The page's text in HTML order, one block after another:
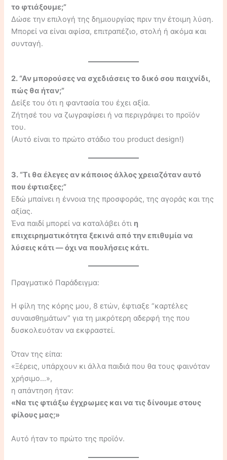
το φτιάξουμε;”
Δώσε την επιλογή της δημιουργίας πριν την έτοιμη λύση.
Μπορεί να είναι αφίσα, επιτραπέζιο, στολή ή ακόμα και
συνταγή.
2. “Αν μπορούσες να σχεδιάσεις το δικό σου παιχνίδι,
πώς θα ήταν;”
Δείξε του ότι η φαντασία του έχει αξία.
Ζήτησέ του να ζωγραφίσει ή να περιγράψει το προϊόν
του.
(Αυτό είναι το πρώτο στάδιο του product design!)
3. “Τι θα έλεγες αν κάποιος άλλος χρειαζόταν αυτό
που έφτιαξες;”
Εδώ μπαίνει η έννοια της προσφοράς, της αγοράς και της
αξίας.
Ένα παιδί μπορεί να καταλάβει ότι η
επιχειρηματικότητα ξεκινά από την επιθυμία να
λύσεις κάτι — όχι να πουλήσεις κάτι.
Πραγματικό Παράδειγμα:
Η φίλη της κόρης μου, 8 ετών, έφτιαξε “καρτέλες
συναισθημάτων” για τη μικρότερη αδερφή της που
δυσκολευόταν να εκφραστεί.
Όταν της είπα:
«Ξέρεις, υπάρχουν κι άλλα παιδιά που θα τους φαινόταν
χρήσιμο…»,
η απάντηση ήταν:
«Να τις φτιάξω έγχρωμες και να τις δίνουμε στους
φίλους μας;»
Αυτό ήταν το πρώτο της προϊόν.